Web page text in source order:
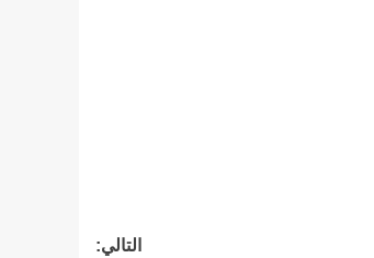
التالي: